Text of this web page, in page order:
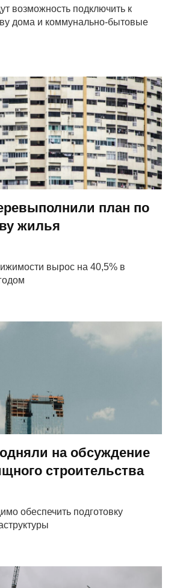
возможность подключить к
дома и коммунально-бытовые
план по
жилья
вырос на 40,5% в
на обсуждение
строительства
обеспечить подготовку